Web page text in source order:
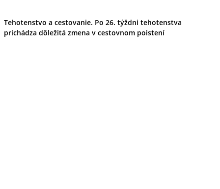
Tehotenstvo a cestovanie. Po 26. týždni tehotenstva
prichádza dôležitá zmena v cestovnom poistení